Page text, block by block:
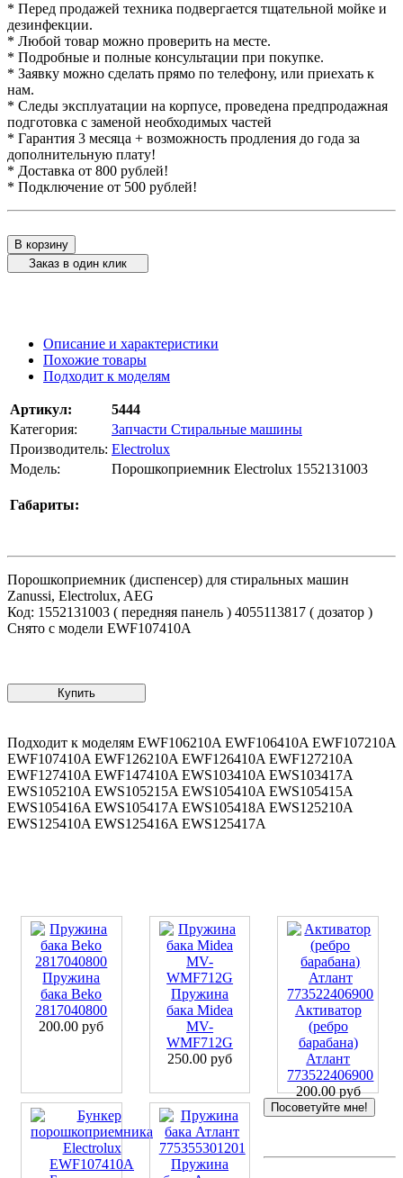
* Перед продажей техника подвергается тщательной мойке и
дезинфекции.
* Любой товар можно проверить на месте.
* Подробные и полные консультации при покупке.
* Заявку можно сделать прямо по телефону, или приехать к
нам.
* Следы эксплуатации на корпусе, проведена предпродажная
подготовка с заменой необходимых частей
* Гарантия 3 месяца + возможность продления до года за
дополнительную плату!
* Доставка от 800 рублей!
* Подключение от 500 рублей!
В корзину
Заказ в один клик
Описание и характеристики
Похожие товары
Подходит к моделям
Артикул:
5444
Категория:
Запчасти Стиральные машины
Производитель: Electrolux
Модель:
Порошкоприемник Electrolux 1552131003
Габариты:
Порошкоприемник (диспенсер) для стиральных машин
Zanussi, Electrolux, AEG
Код: 1552131003 ( передняя панель ) 4055113817 ( дозатор )
Снято с модели EWF107410A
Подходит к моделям EWF106210A EWF106410A EWF107210A
EWF107410A EWF126210A EWF126410A EWF127210A
EWF127410A EWF147410A EWS103410A EWS103417A
EWS105210A EWS105215A EWS105410A EWS105415A
EWS105416A EWS105417A EWS105418A EWS125210A
EWS125410A EWS125416A EWS125417A
Пружина
бака Beko
2817040800
200.00 руб
Пружина
бака Midea
MV-
WMF712G
250.00 руб
Активатор
(ребро
барабана)
Атлант
773522406900
200.00 руб
Пружина
Посоветуйте мне!